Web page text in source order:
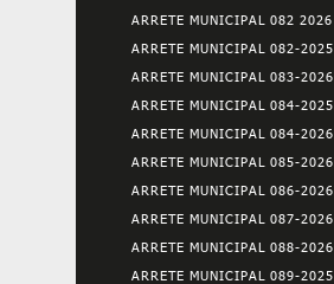
ARRETE MUNICIPAL 082 2026
ARRETE MUNICIPAL 082-2025
ARRETE MUNICIPAL 083-2026
ARRETE MUNICIPAL 084-2025
ARRETE MUNICIPAL 084-2026
ARRETE MUNICIPAL 085-2026
ARRETE MUNICIPAL 086-2026
ARRETE MUNICIPAL 087-2026
ARRETE MUNICIPAL 088-2026
ARRETE MUNICIPAL 089-2025